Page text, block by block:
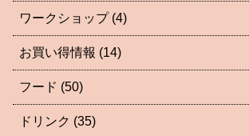
ワークショップ (4)
お買い得情報 (14)
フード (50)
ドリンク (35)